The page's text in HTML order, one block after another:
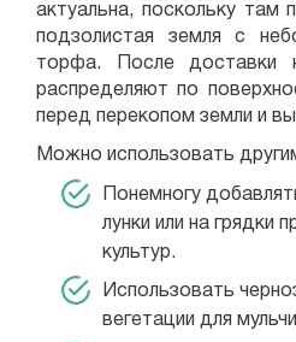
актуальна, поскольку там
подзолистая земля с
торфа. После доставки
распределяют по
перед перекопом земли и
Можно использовать
Понемногу
лунки или на грядки
культур.
Использовать
вегетации для